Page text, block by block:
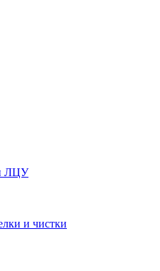
ЛЦУ
и чистки